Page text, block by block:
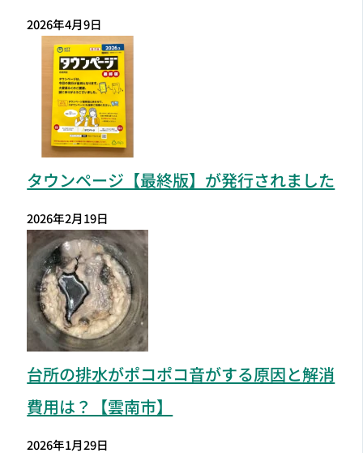
2026年4月9日
タウンページ【最終版】が発行されました
2026年2月19日
台所の排水がポコポコ音がする原因と解消
費用は？【雲南市】
2026年1月29日